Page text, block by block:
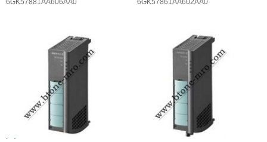
6GK57881AA606AA0
6GK57861AA602AA0